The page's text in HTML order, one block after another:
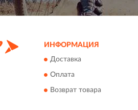
ИНФОРМАЦИЯ
Доставка
Оплата
Возврат товара